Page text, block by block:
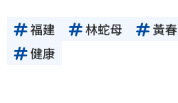
福建 林蛇母 黃
健康